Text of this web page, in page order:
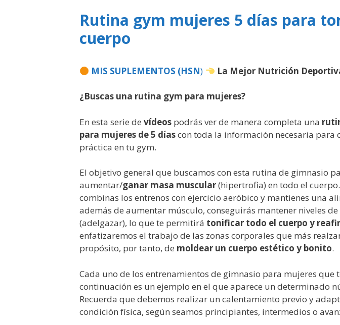
Rutina gym mujeres 5 días para
cuerpo
MIS SUPLEMENTOS (HSN) La Mejor Nutrición
¿Buscas una rutina gym para mujeres?
En esta serie de vídeos podrás ver de manera completa una
para mujeres de 5 díascon toda la información necesaria para
práctica en tu gym.
El objetivo general que buscamos con esta rutina de gimnasio
aumentar/ganar masa muscular(hipertrofia) en todo el
combinas los entrenos con ejercicio aeróbico y mantienes una
además de aumentar músculo, conseguirás mantener niveles
(adelgazar), lo que te permitirá tonificar todo el cuerpo y
enfatizaremos el trabajo de las zonas corporales que más
propósito, por tanto, de moldear un cuerpo estético y bonito.
Cada uno de los entrenamientos de gimnasio para mujeres que
continuación es un ejemplo en el que aparece un determinado
Recuerda que debemos realizar un calentamiento previo y
condición física, según seamos principiantes, intermedios o